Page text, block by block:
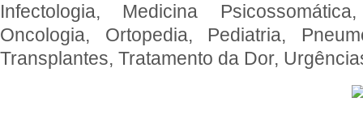
Infectologia, Medicina
Oncologia, Ortopedia, Pediatria,
Transplantes, Tratamento da Dor,